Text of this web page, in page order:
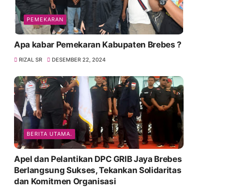
PEMEKARAN
Apa kabar Pemekaran Kabupaten Brebes ?
RIZAL SR DESEMBER 22, 2024
BERITA UTAMA.
Apel dan Pelantikan DPC GRIB Jaya Brebes
Berlangsung Sukses, Tekankan Solidaritas
dan Komitmen Organisasi